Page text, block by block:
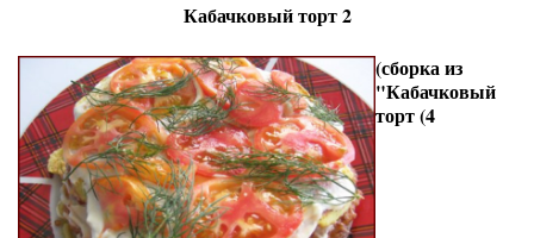
Кабачковый торт 2
(сборка из
"Кабачковый
торт (4